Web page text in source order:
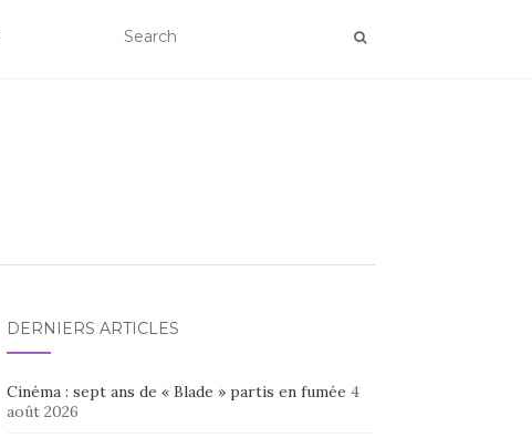
DERNIERS ARTICLES
Cinéma : sept ans de « Blade » partis en fumée 4
août 2026